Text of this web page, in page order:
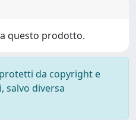
questo prodotto.
da copyright e
salvo diversa